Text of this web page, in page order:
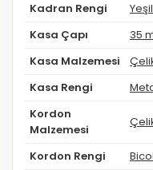
Kadran Rengi Yeşil
Kasa Çapı 35
Kasa Malzemesi
Kasa Rengi
Kordon
Malzemesi
Kordon Rengi